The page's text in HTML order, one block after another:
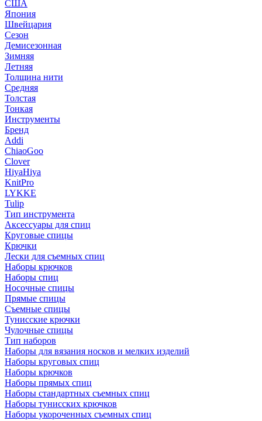
США
Япония
Швейцария
Сезон
Демисезонная
Зимняя
Летняя
Толщина нити
Средняя
Толстая
Тонкая
Инструменты
Бренд
Addi
ChiaoGoo
Clover
HiyaHiya
KnitPro
LYKKE
Tulip
Тип инструмента
Аксессуары для спиц
Круговые спицы
Крючки
Лески для съемных спиц
Наборы крючков
Наборы спиц
Носочные спицы
Прямые спицы
Съемные спицы
Тунисские крючки
Чулочные спицы
Тип наборов
Наборы для вязания носков и мелких изделий
Наборы круговых спиц
Наборы крючков
Наборы прямых спиц
Наборы стандартных съемных спиц
Наборы тунисских крючков
Наборы укороченных съемных спиц